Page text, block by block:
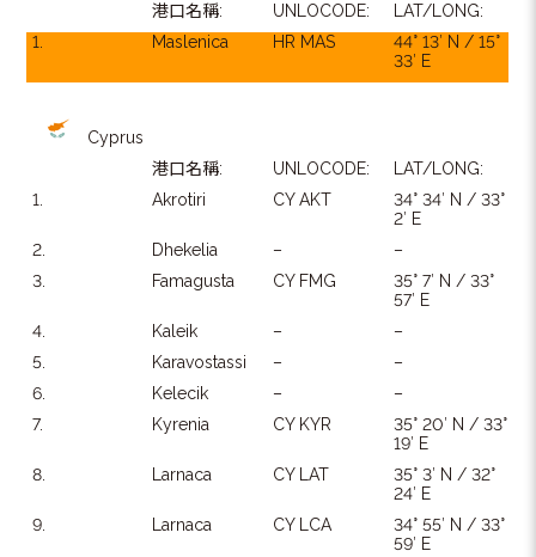
港口名稱:
UNLOCODE:
LAT/LONG:
1.
Maslenica HR MAS
44° 13′ N / 15°
33′ E
Cyprus
港口名稱:
UNLOCODE:
LAT/LONG:
1.
Akrotiri CY AKT
34° 34′ N / 33°
2′ E
2.
Dhekelia –
–
3.
Famagusta CY FMG
35° 7′ N / 33°
57′ E
4.
Kaleik –
–
5.
Karavostassi –
–
6.
Kelecik –
–
7.
Kyrenia CY KYR
35° 20′ N / 33°
19′ E
8.
Larnaca CY LAT
35° 3′ N / 32°
24′ E
9.
Larnaca CY LCA
34° 55′ N / 33°
59′ E